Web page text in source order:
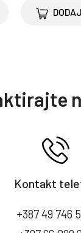
Kontakt
+387 49 746